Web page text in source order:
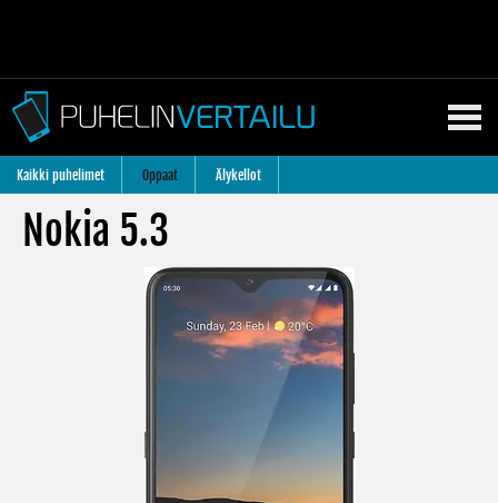
Kaikki puhelimet Oppaat Älykellot
Nokia 5.3